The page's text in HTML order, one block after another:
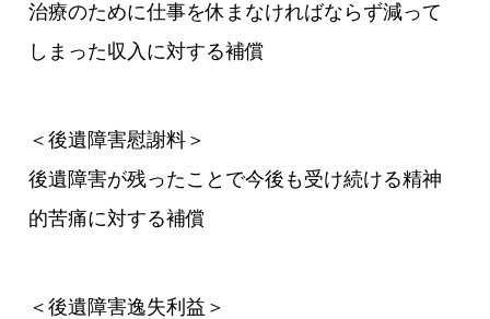
治療のために仕事を休まなければならず減って
しまった収入に対する補償
＜後遺障害慰謝料＞
後遺障害が残ったことで今後も受け続ける精神
的苦痛に対する補償
＜後遺障害逸失利益＞